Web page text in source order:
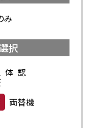
み
体認
両替機